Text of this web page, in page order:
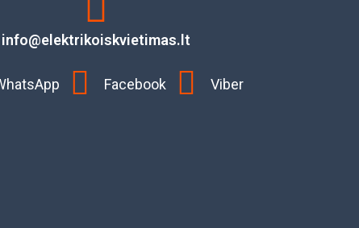
info@elektrikoiskvietimas.lt
Facebook Viber